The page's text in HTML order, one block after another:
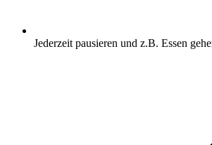
Jederzeit pausieren und z.B. Essen